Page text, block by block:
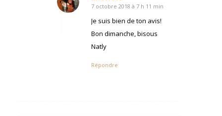
dit
7 octobre 2018 à 7 h 11 min
Je suis bien de ton avis!
Bon dimanche, bisous
Natly
Répondre